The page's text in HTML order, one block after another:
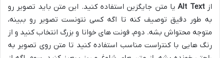
ازAlt Textیا متن جایگزین استفاده کنید. این متن باید تصویر رو
به طور دقیق توصیف کنه تا اگه کسی نتونست تصویر رو ببینه،
متوجه محتواش بشه. دوم، فونت های خوانا و بزرگ انتخاب کنید و از
رنگ هایی با کنتراست مناسب استفاده کنید تا متن روی تصویر به